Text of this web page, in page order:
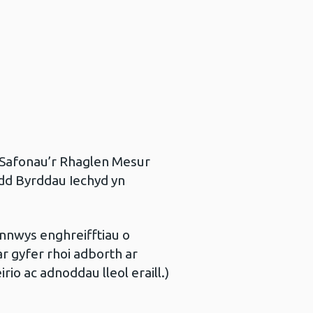
Rhaglen Mesur
Byrddau Iechyd yn
enghreifftiau o
gyfer rhoi adborth ar
ac adnoddau lleol eraill.)